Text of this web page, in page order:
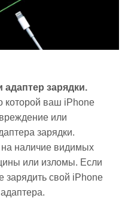
зарядки.
которой ваш iPhone
или
зарядки.
на наличие видимых
или изломы. Если
зарядить свой iPhone